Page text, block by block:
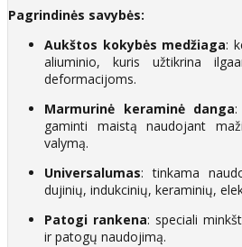
Pagrindinės savybės:
Aukštos kokybės medžiaga:
aliuminio, kuris užtikrina
deformacijoms.​
Marmurinė keraminė danga
gaminti maistą naudojant
valymą.​
Universalumas: tinkama
dujinių, indukcinių, keraminių,
Patogi rankena: speciali
ir patogų naudojimą.​